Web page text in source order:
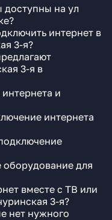
доступны на ул
интернет в
3-я?
3-я в
и
интернета
для
вместе с ТВ или
3-я?
нет нужного